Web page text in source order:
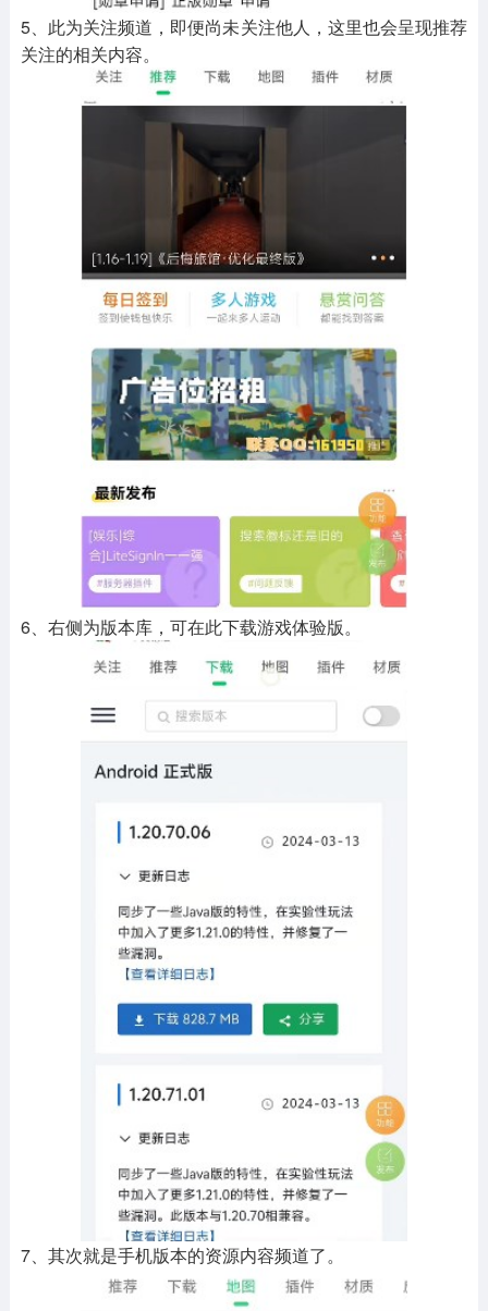
5、此为关注频道，即便尚未关注他人，这里也会呈现推荐
关注的相关内容。
6、右侧为版本库，可在此下载游戏体验版。
7、其次就是手机版本的资源内容频道了。